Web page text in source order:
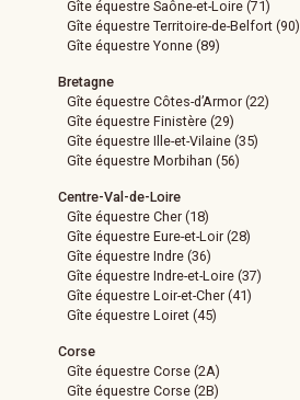
Gîte équestre Saône-et-Loire (71)
Gîte équestre Territoire-de-Belfort (90)
Gîte équestre Yonne (89)
Bretagne
Gîte équestre Côtes-d’Armor (22)
Gîte équestre Finistère (29)
Gîte équestre Ille-et-Vilaine (35)
Gîte équestre Morbihan (56)
Centre-Val-de-Loire
Gîte équestre Cher (18)
Gîte équestre Eure-et-Loir (28)
Gîte équestre Indre (36)
Gîte équestre Indre-et-Loire (37)
Gîte équestre Loir-et-Cher (41)
Gîte équestre Loiret (45)
Corse
Gîte équestre Corse (2A)
Gîte équestre Corse (2B)